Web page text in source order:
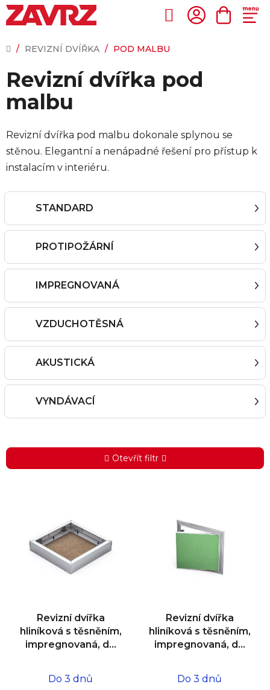
Přejít
na
Hledat
DOMŮ
/ REVIZNÍ DVÍŘKA / POD MALBU
Revizní dvířka pod
malbu
Revizní dvířka pod malbu dokonale splynou se
stěnou. Elegantní a nenápadné řešení pro přístup k
instalacím v interiéru.
STANDARD
PROTIPOŽÁRNÍ
IMPREGNOVANÁ
VZDUCHOTĚSNÁ
AKUSTICKÁ
VYNDÁVACÍ
Otevřít filtr
Revizní dvířka
hliníková s těsněním,
impregnovaná, do
Do 3 dnů
Revizní dvířka
hliníková s těsněním,
impregnovaná, do
Do 3 dnů